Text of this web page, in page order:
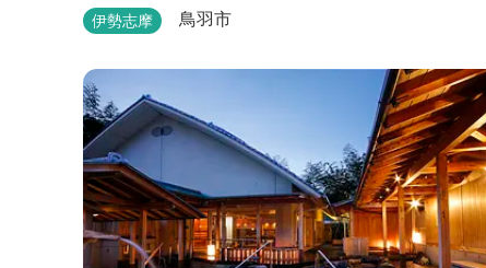
を臨場感と素材本来の味を引き出した極上のお料理
個性的な客室で、特別なひとときを大切な人と共に
お過ごしくださいませ。美食と温泉、上質な空間で
贅沢な体験をお届けいたします。
伊勢志摩 鳥羽市